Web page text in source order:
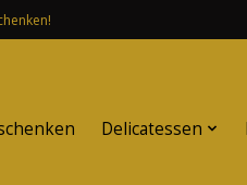
Delicatessen